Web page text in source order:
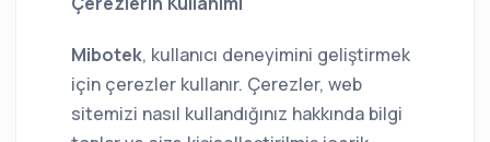
Mibotek, kullanıcı deneyimini geliştirmek
için çerezler kullanır. Çerezler, web
sitemizi nasıl kullandığınız hakkında bilgi